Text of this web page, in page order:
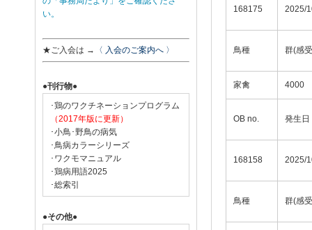
168175 2025/
鳥種 群(感
家禽 4000
OB no. 発生日
168158 2025/
鳥種 群(感
い。
★ご入会は → 〈 入会のご案内へ 〉
●刊行物●
･鶏のワクチネーションプログラム
（2017年版に更新）
･小鳥･野鳥の病気
･鳥病カラーシリーズ
･ワクモマニュアル
･鶏病用語2025
･総索引
●その他●